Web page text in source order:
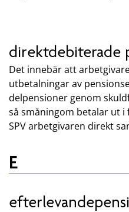
direktdebiterade
Det innebär att
utbetalningar av
delpensioner genom
så småningom betalar ut
SPV arbetgivaren direkt
E